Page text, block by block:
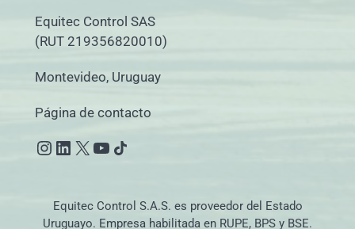
Equitec Control SAS
(RUT 219356820010)
Montevideo, Uruguay
Página de contacto
Instagram
LinkedIn
X YouTube
Icono de compartir
Equitec Control S.A.S. es proveedor del Estado
Uruguayo. Empresa habilitada en RUPE, BPS y BSE.